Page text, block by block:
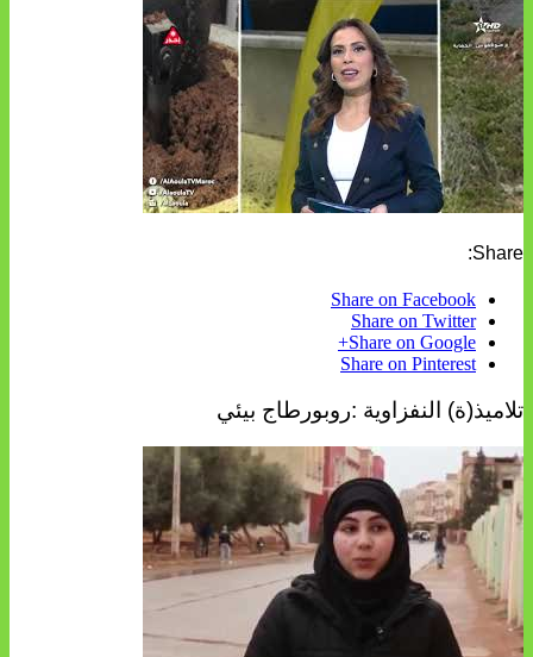
Share:
Share on Facebook
Share on Twitter
Share on Google+
Share on Pinterest
تلاميذ(ة) النفزاوية :روبورطاج بيئي